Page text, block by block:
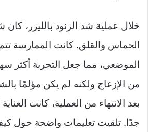
خلال عملية شد الزنود بالليزر،
الحماس والقلق. كانت الممارسة تتم
الموضعي، مما جعل التجربة أكثر
من الإزعاج ولكنه لم يكن مؤلمًا
بعد الانتهاء من العملية، كانت
جدًا. تلقيت تعليمات واضحة حول